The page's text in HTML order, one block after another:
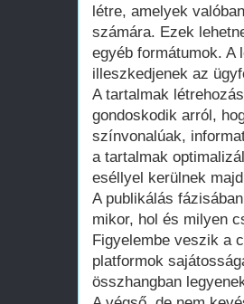
létre, amelyek
számára. Ezek
egyéb formátumok. A
illeszkedjenek az
A tartalmak
gondoskodik arról,
színvonalúak,
a tartalmak
eséllyel kerülnek
A publikálás
mikor, hol és milyen
Figyelembe veszik a
platformok
összhangban